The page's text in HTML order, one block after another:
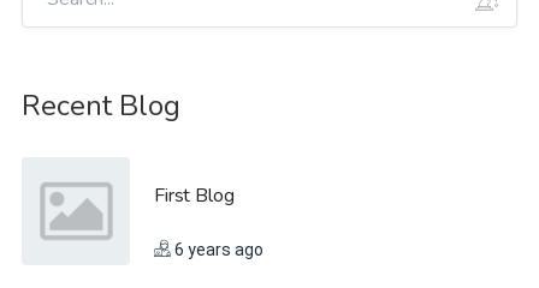
Recent Blog
First Blog
6 years ago